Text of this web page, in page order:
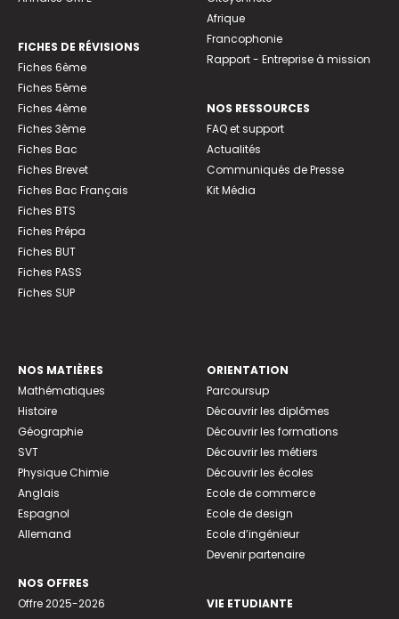
FICHES DE RÉVISIONS
Fiches 6ème
Fiches 5ème
Fiches 4ème
Fiches 3ème
Fiches Bac
Fiches Brevet
Fiches Bac Français
Fiches BTS
Fiches Prépa
Fiches BUT
Fiches PASS
Fiches SUP
Afrique
Francophonie
Rapport - Entreprise à mission
NOS RESSOURCES
FAQ et support
Actualités
Communiqués de Presse
Kit Média
NOS MATIÈRES
Mathématiques
Histoire
Géographie
SVT
Physique Chimie
Anglais
Espagnol
Allemand
NOS OFFRES
Offre 2025-2026
ORIENTATION
Parcoursup
Découvrir les diplômes
Découvrir les formations
Découvrir les métiers
Découvrir les écoles
Ecole de commerce
Ecole de design
Ecole d’ingénieur
Devenir partenaire
VIE ETUDIANTE